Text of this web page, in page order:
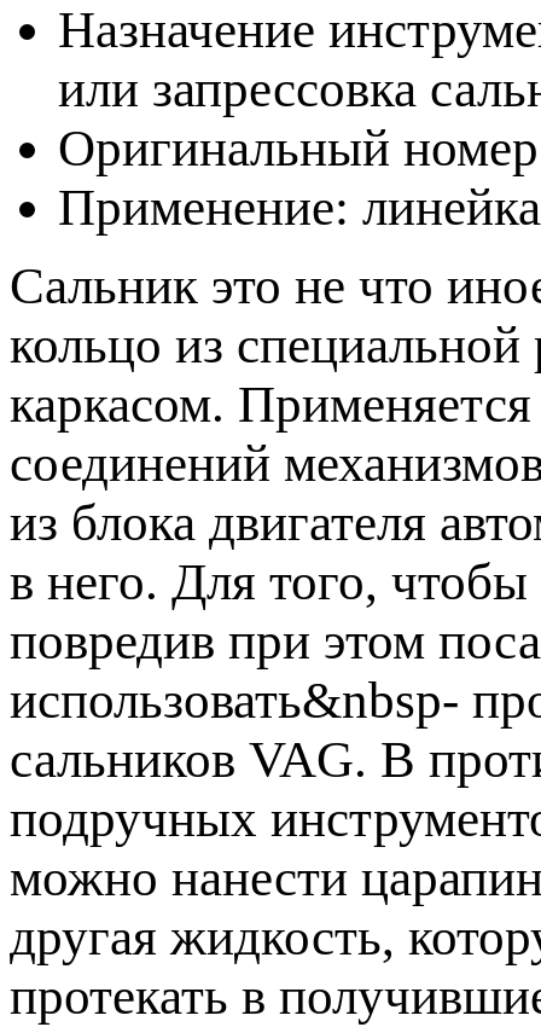
Назначение
или запрессовка
Оригинальный
Применение:
Сальник это не что
кольцо из
каркасом.
соединений
из блока двигателя
в него. Для того,
повредив при этом
использовать&nbsp-
сальников VAG. В
подручных
можно нанести
другая жидкость,
протекать в